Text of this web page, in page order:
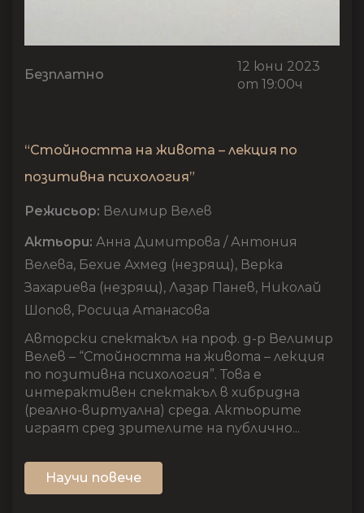
Безплатно
12 юни 2023
от 19:00ч
“Стойността на живота – лекция по
позитивна психология”
Режисьор: Велимир Велев
Актьори: Анна Димитрова / Антония
Велева, Бехие Ахмед (незрящ), Верка
Захариева (незрящ), Лазар Панев, Николай
Шопов, Росица Атанасова
Авторски спектакъл на проф. д-р Велимир
Велев – “Стойността на живота – лекция
по позитивна психология”. Това е
интерактивен спектакъл в хибридна
(реално-виртуална) среда. Актьорите
играят сред зрителите на публично...
Научи повече